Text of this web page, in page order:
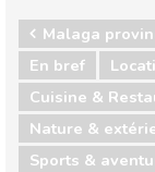
Malaga
En bref
Cuisine &
Nature &
Sports &